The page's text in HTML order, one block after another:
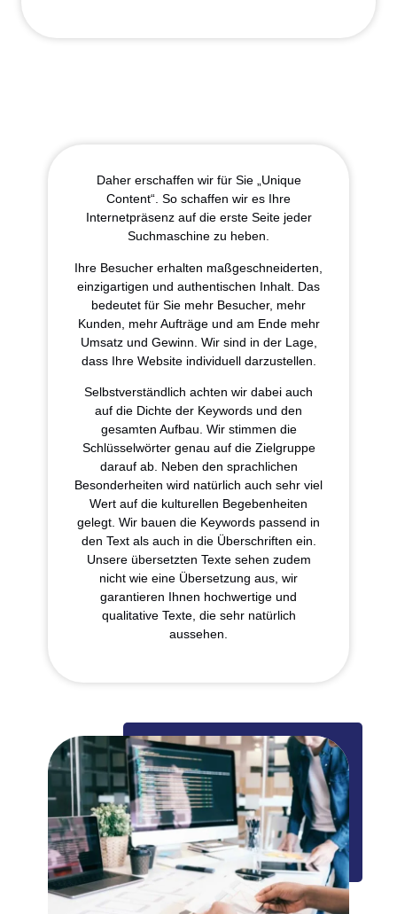
Daher erschaffen wir für Sie „Unique
Content“. So schaffen wir es Ihre
Internetpräsenz auf die erste Seite jeder
Suchmaschine zu heben.
Ihre Besucher erhalten maßgeschneiderten,
einzigartigen und authentischen Inhalt. Das
bedeutet für Sie mehr Besucher, mehr
Kunden, mehr Aufträge und am Ende mehr
Umsatz und Gewinn. Wir sind in der Lage,
dass Ihre Website individuell darzustellen.
Selbstverständlich achten wir dabei auch
auf die Dichte der Keywords und den
gesamten Aufbau. Wir stimmen die
Schlüsselwörter genau auf die Zielgruppe
darauf ab. Neben den sprachlichen
Besonderheiten wird natürlich auch sehr viel
Wert auf die kulturellen Begebenheiten
gelegt. Wir bauen die Keywords passend in
den Text als auch in die Überschriften ein.
Unsere übersetzten Texte sehen zudem
nicht wie eine Übersetzung aus, wir
garantieren Ihnen hochwertige und
qualitative Texte, die sehr natürlich
aussehen.